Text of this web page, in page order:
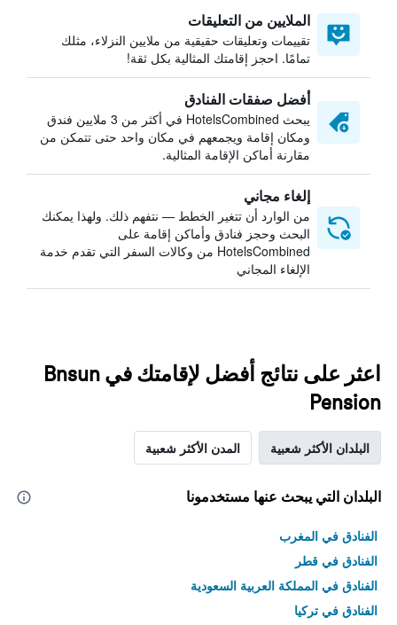
الملايين من التعليقات
تقييمات وتعليقات حقيقية من ملايين النزلاء، مثلك
تمامًا. احجز إقامتك المثالية بكل ثقة!
أفضل صفقات الفنادق
يبحث HotelsCombined في أكثر من 3 ملايين فندق
ومكان إقامة ويجمعهم في مكان واحد حتى تتمكن من
مقارنة أماكن الإقامة المثالية.
إلغاء مجاني
من الوارد أن تتغير الخطط — نتفهم ذلك. ولهذا يمكنك
البحث وحجز فنادق وأماكن إقامة على
HotelsCombined من وكالات السفر التي تقدم خدمة
الإلغاء المجاني
اعثر على نتائج أفضل لإقامتك في Bnsun
Pension
البلدان الأكثر شعبية المدن الأكثر شعبية
البلدان التي يبحث عنها مستخدمونا
الفنادق في المغرب
الفنادق في قطر
الفنادق في المملكة العربية السعودية
الفنادق في تركيا